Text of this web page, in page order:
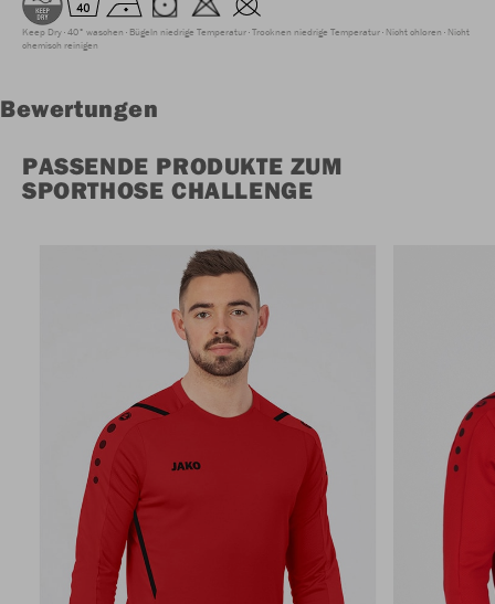
Keep Dry 40° waschen Bügeln niedrige Temperatur Trocknen niedrige Temperatur Nicht chloren Nicht
chemisch reinigen
Bewertungen
PASSENDE PRODUKTE ZUM
SPORTHOSE CHALLENGE